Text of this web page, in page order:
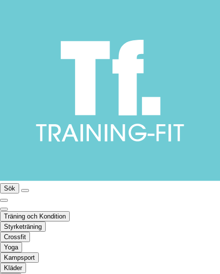
Sök
Träning och Kondition
Styrketräning
Crossfit
Yoga
Kampsport
Kläder